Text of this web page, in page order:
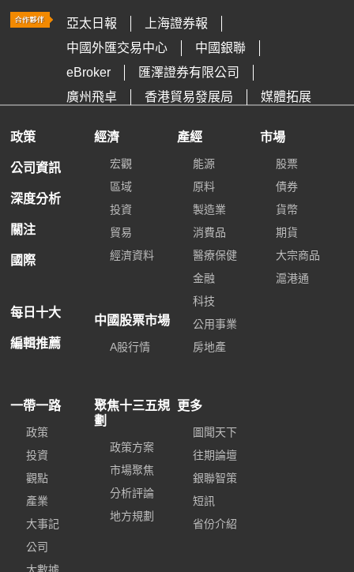
亞太日報
上海證券報
中國外匯交易中心
中國銀聯
eBroker
匯澤證券有限公司
廣州飛卓
香港貿易發展局 媒體拓展
政策
公司資訊
深度分析
關注
國際
每日十大
編輯推薦
經濟
宏觀
區域
投資
貿易
經濟資料
中國股票市場
A股行情
產經
能源
原料
製造業
消費品
醫療保健
金融
科技
公用事業
房地產
市場
股票
債券
貨幣
期貨
大宗商品
滬港通
一帶一路
政策
投資
觀點
產業
大事記
公司
聚焦十三五規
劃
政策方案
市場聚焦
分析評論
地方規劃
更多
圖聞天下
往期論壇
銀聯智策
短訊
省份介紹